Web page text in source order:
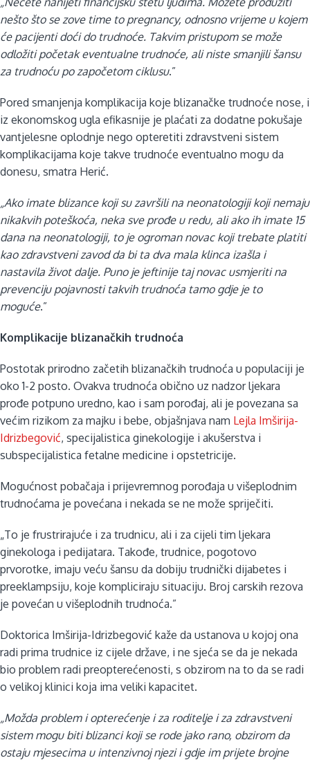
nešto što se zove time to pregnancy, odnosno vrijeme u kojem
će pacijenti doći do trudnoće. Takvim pristupom se može
odložiti početak eventualne trudnoće, ali niste smanjili šansu
za trudnoću po započetom ciklusu.”
Pored smanjenja komplikacija koje blizanačke trudnoće nose, i
iz ekonomskog ugla efikasnije je plaćati za dodatne pokušaje
vantjelesne oplodnje nego opteretiti zdravstveni sistem
komplikacijama koje takve trudnoće eventualno mogu da
donesu, smatra Herić.
„Ako imate blizance koji su završili na neonatologiji koji nemaju
nikakvih poteškoća, neka sve prođe u redu, ali ako ih imate 15
dana na neonatologiji, to je ogroman novac koji trebate platiti
kao zdravstveni zavod da bi ta dva mala klinca izašla i
nastavila život dalje. Puno je jeftinije taj novac usmjeriti na
prevenciju pojavnosti takvih trudnoća tamo gdje je to
moguće.”
Komplikacije blizanačkih trudnoća
Postotak prirodno začetih blizanačkih trudnoća u populaciji je
oko 1-2 posto. Ovakva trudnoća obično uz nadzor ljekara
prođe potpuno uredno, kao i sam porođaj, ali je povezana sa
većim rizikom za majku i bebe, objašnjava nam Lejla Imširija-
Idrizbegović, specijalistica ginekologije i akušerstva i
subspecijalistica fetalne medicine i opstetricije.
Mogućnost pobačaja i prijevremnog porođaja u višeplodnim
trudnoćama je povećana i nekada se ne može spriječiti.
„To je frustrirajuće i za trudnicu, ali i za cijeli tim ljekara
ginekologa i pedijatara. Takođe, trudnice, pogotovo
prvorotke, imaju veću šansu da dobiju trudnički dijabetes i
preeklampsiju, koje kompliciraju situaciju. Broj carskih rezova
je povećan u višeplodnih trudnoća.”
Doktorica Imširija-Idrizbegović kaže da ustanova u kojoj ona
radi prima trudnice iz cijele države, i ne sjeća se da je nekada
bio problem radi preopterećenosti, s obzirom na to da se radi
o velikoj klinici koja ima veliki kapacitet.
„Možda problem i opterećenje i za roditelje i za zdravstveni
sistem mogu biti blizanci koji se rode jako rano, obzirom da
ostaju mjesecima u intenzivnoj njezi i gdje im prijete brojne